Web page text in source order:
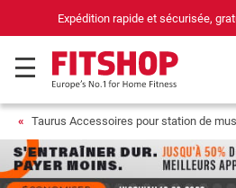
Expédition rapide et sécurisée,
Taurus Accessoires pour station de